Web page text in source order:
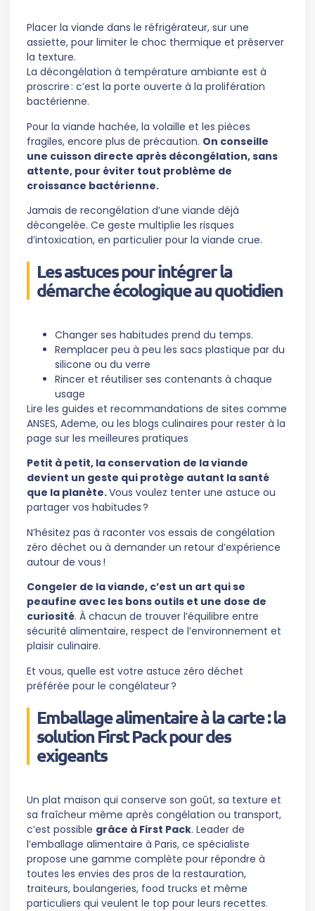
Placer la viande dans le réfrigérateur, sur une
assiette, pour limiter le choc thermique et préserver
la texture.
La décongélation à température ambiante est à
proscrire : c’est la porte ouverte à la prolifération
bactérienne.
Pour la viande hachée, la volaille et les pièces
fragiles, encore plus de précaution. On conseille
une cuisson directe après décongélation, sans
attente, pour éviter tout problème de
croissance bactérienne.
Jamais de recongélation d’une viande déjà
décongelée. Ce geste multiplie les risques
d’intoxication, en particulier pour la viande crue.
Les astuces pour intégrer la
démarche écologique au quotidien
Changer ses habitudes prend du temps.
Remplacer peu à peu les sacs plastique par du
silicone ou du verre
Rincer et réutiliser ses contenants à chaque
usage
Lire les guides et recommandations de sites comme
ANSES, Ademe, ou les blogs culinaires pour rester à la
page sur les meilleures pratiques
Petit à petit, la conservation de la viande
devient un geste qui protège autant la santé
que la planète.Vous voulez tenter une astuce ou
partager vos habitudes ?
N’hésitez pas à raconter vos essais de congélation
zéro déchet ou à demander un retour d’expérience
autour de vous !
Congeler de la viande, c’est un art qui se
peaufine avec les bons outils et une dose de
curiosité. À chacun de trouver l’équilibre entre
sécurité alimentaire, respect de l’environnement et
plaisir culinaire.
Et vous, quelle est votre astuce zéro déchet
préférée pour le congélateur ?
Emballage alimentaire à la carte : la
solution First Pack pour des
exigeants
Un plat maison qui conserve son goût, sa texture et
sa fraîcheur même après congélation ou transport,
c’est possible grâce à First Pack. Leader de
l’emballage alimentaire à Paris, ce spécialiste
propose une gamme complète pour répondre à
toutes les envies des pros de la restauration,
traiteurs, boulangeries, food trucks et même
particuliers qui veulent le top pour leurs recettes.